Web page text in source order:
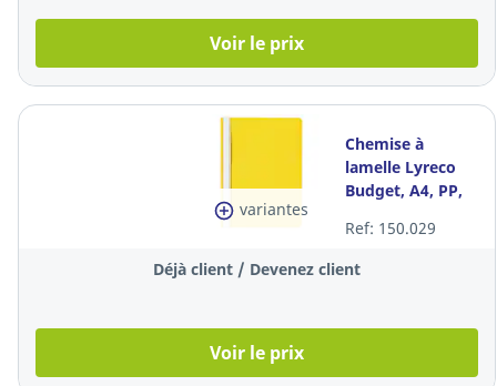
Voir le prix
variantes
Chemise à
lamelle Lyreco
Budget, A4, PP,
Ref: 150.029
Déjà client / Devenez client
Voir le prix